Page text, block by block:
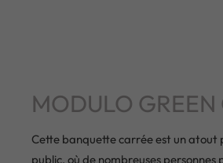
MODULO GREEN
Cette banquette carrée est un atout
public, où de nombreuses personnes